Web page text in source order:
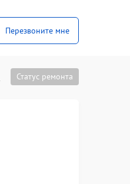
Перезвоните мне
Статус ремонта